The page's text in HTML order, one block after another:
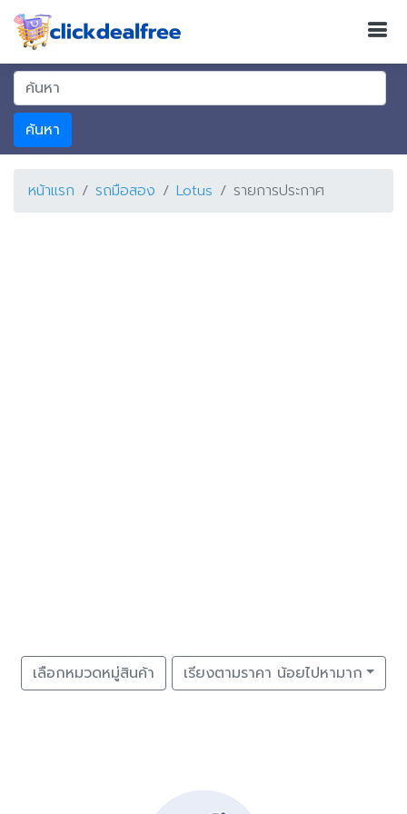
ค้นหา
หน้าแรก รถมือสอง Lotus รายการประกาศ
เลือกหมวดหมู่สินค้า เรียงตามราคา น้อยไปหามาก